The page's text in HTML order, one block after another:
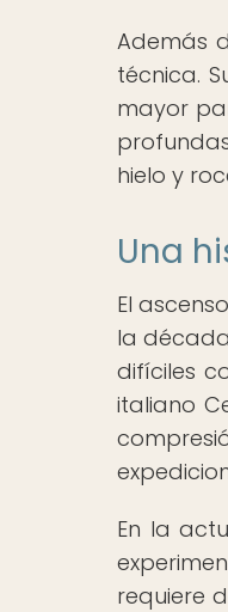
Además
técnica.
mayor
hielo y
Una
El
la
difíciles
italiano
En la
requiere